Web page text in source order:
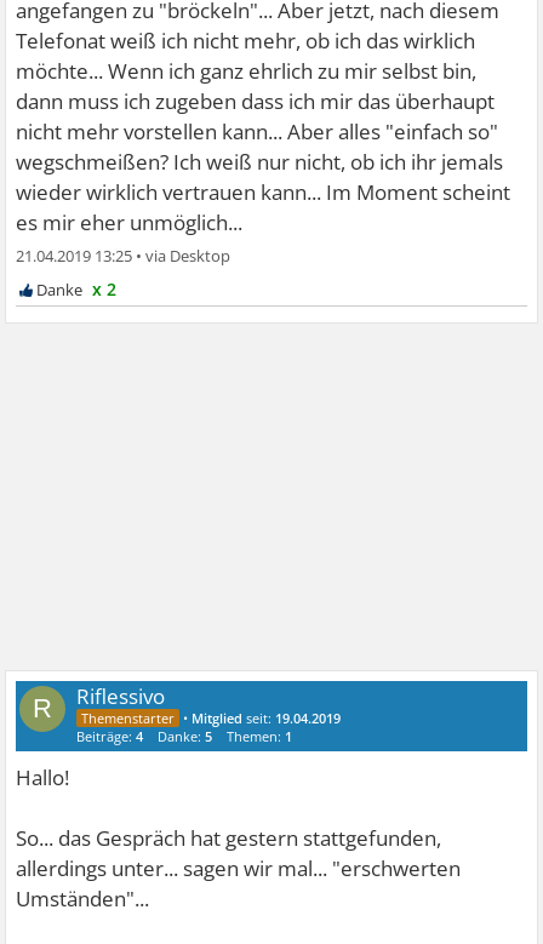
angefangen zu "bröckeln"... Aber jetzt, nach diesem
Telefonat weiß ich nicht mehr, ob ich das wirklich
möchte... Wenn ich ganz ehrlich zu mir selbst bin,
dann muss ich zugeben dass ich mir das überhaupt
nicht mehr vorstellen kann... Aber alles "einfach so"
wegschmeißen? Ich weiß nur nicht, ob ich ihr jemals
wieder wirklich vertrauen kann... Im Moment scheint
es mir eher unmöglich...
21.04.2019 13:25 •
x 2
R Riflessivo
• Mitglied seit: 19.04.2019
Beiträge:4 Danke:5 Themen: 1
Hallo!
So... das Gespräch hat gestern stattgefunden,
allerdings unter... sagen wir mal... "erschwerten
Umständen"...